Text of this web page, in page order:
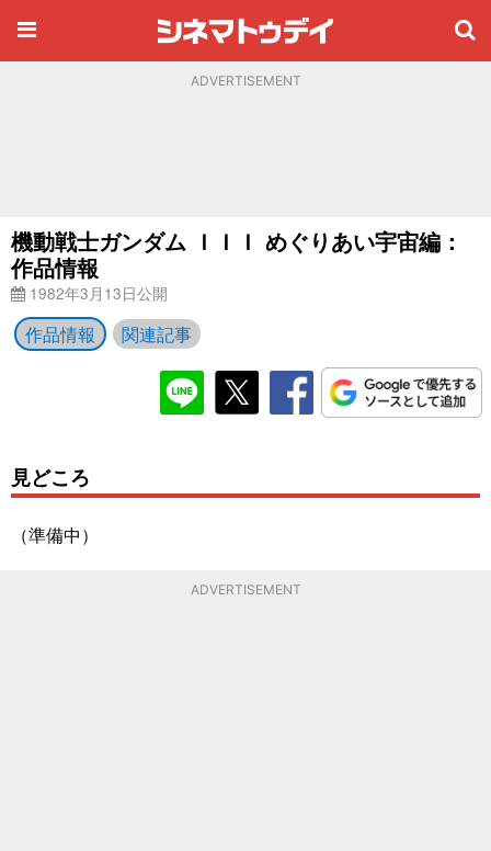
ADVERTISEMENT
機動戦士ガンダム ＩＩＩ めぐりあい宇宙編：
作品情報
1982年3月13日公開
作品情報 関連記事
見どころ
（準備中）
ADVERTISEMENT